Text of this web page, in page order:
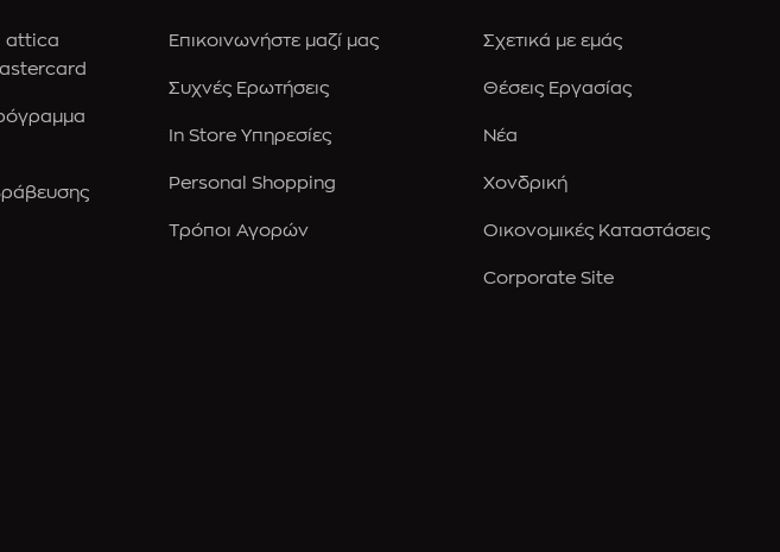
attica
Επικοινωνήστε μαζί μας
Συχνές Ερωτήσεις
In Store Υπηρεσίες
Personal Shopping
Τρόποι Αγορών
Σχετικά με εμάς
Θέσεις Εργασίας
Νέα
Χονδρική
Οικονομικές Καταστάσεις
Corporate Site